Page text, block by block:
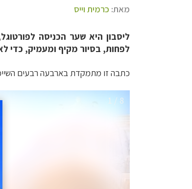
מאת: כרמית וייס
ליסבון היא שער הכניסה
לפחות, בסיור מקיף ומעמיק, כדי
כתבה זו מתמקדת בארבעה רבעים
1 / 8